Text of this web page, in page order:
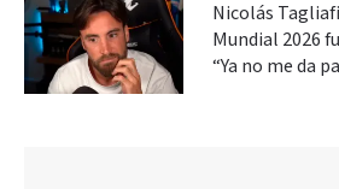
Nicolás
Mundial 2026
“Ya no me da